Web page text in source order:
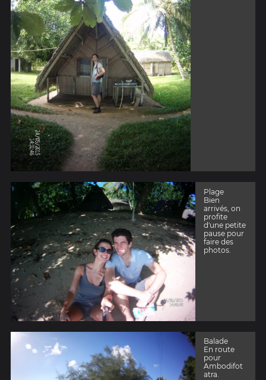
Plage
Bien
arrivés, on
profite
d'une petite
pause pour
faire des
photos.
Balade
En route
pour
Ambodifot
atra.